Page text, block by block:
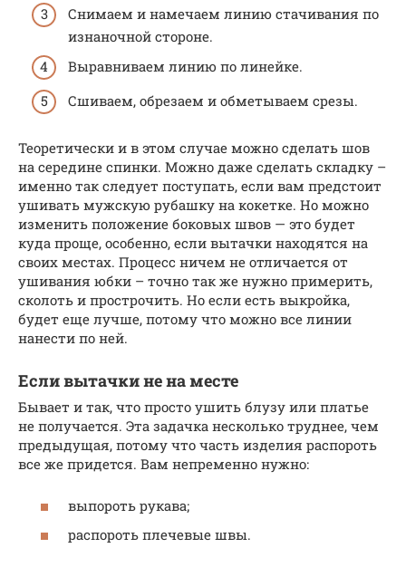
Снимаем и намечаем линию стачивания по
изнаночной стороне.
Выравниваем линию по линейке.
Сшиваем, обрезаем и обметываем срезы.
Теоретически и в этом случае можно сделать шов
на середине спинки. Можно даже сделать складку –
именно так следует поступать, если вам предстоит
ушивать мужскую рубашку на кокетке. Но можно
изменить положение боковых швов — это будет
куда проще, особенно, если вытачки находятся на
своих местах. Процесс ничем не отличается от
ушивания юбки – точно так же нужно примерить,
сколоть и прострочить. Но если есть выкройка,
будет еще лучше, потому что можно все линии
нанести по ней.
Если вытачки не на месте
Бывает и так, что просто ушить блузу или платье
не получается. Эта задачка несколько труднее, чем
предыдущая, потому что часть изделия распороть
все же придется. Вам непременно нужно:
выпороть рукава;
распороть плечевые швы.